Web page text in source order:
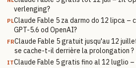
verlenging?
PLClaude Fable 5 za darmo do 12 lipca –
GPT-5.6 od OpenAI?
FRClaude Fable 5 gratuit jusqu'au 12
se cache-t-il derrière la prolongation ?
ITClaude Fable 5 gratis fino al 12 luglio